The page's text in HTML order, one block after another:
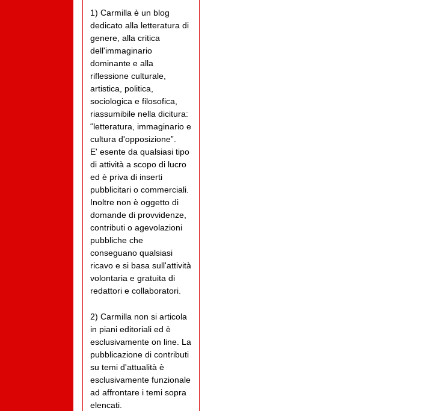
1) Carmilla è un blog
dedicato alla letteratura di
genere, alla critica
dell'immaginario
dominante e alla
riflessione culturale,
artistica, politica,
sociologica e filosofica,
riassumibile nella dicitura:
“letteratura, immaginario e
cultura d'opposizione”.
E' esente da qualsiasi tipo
di attività a scopo di lucro
ed è priva di inserti
pubblicitari o commerciali.
Inoltre non è oggetto di
domande di provvidenze,
contributi o agevolazioni
pubbliche che
conseguano qualsiasi
ricavo e si basa sull'attività
volontaria e gratuita di
redattori e collaboratori.
2) Carmilla non si articola
in piani editoriali ed è
esclusivamente on line. La
pubblicazione di contributi
su temi d'attualità è
esclusivamente funzionale
ad affrontare i temi sopra
elencati.